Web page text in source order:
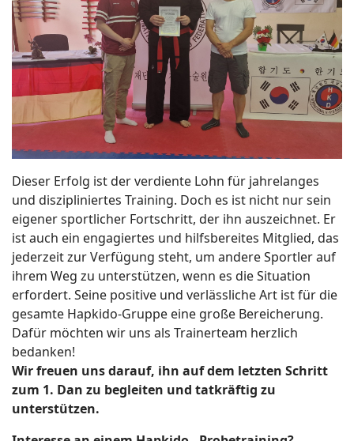
Dieser Erfolg ist der verdiente Lohn für jahrelanges
und diszipliniertes Training. Doch es ist nicht nur sein
eigener sportlicher Fortschritt, der ihn auszeichnet. Er
ist auch ein engagiertes und hilfsbereites Mitglied, das
jederzeit zur Verfügung steht, um andere Sportler auf
ihrem Weg zu unterstützen, wenn es die Situation
erfordert. Seine positive und verlässliche Art ist für die
gesamte Hapkido-Gruppe eine große Bereicherung.
Dafür möchten wir uns als Trainerteam herzlich
bedanken!
Wir freuen uns darauf, ihn auf dem letzten Schritt
zum 1. Dan zu begleiten und tatkräftig zu
unterstützen.